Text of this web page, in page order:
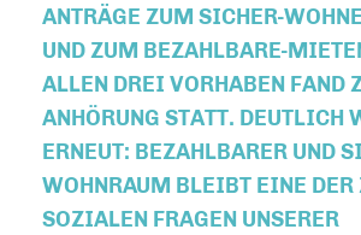
ANTRÄGE ZUM SICHER-
UND ZUM BEZAHLBARE-
ALLEN DREI VORHABEN FAND
ANHÖRUNG STATT. DEUTLICH
ERNEUT: BEZAHLBARER UND
WOHNRAUM BLEIBT EINE DER
SOZIALEN FRAGEN UNSERER